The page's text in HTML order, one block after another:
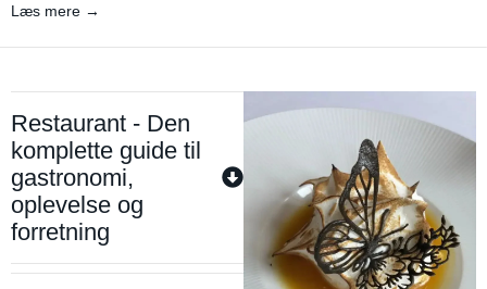
Læs mere →
Restaurant - Den
komplette guide til
gastronomi,
oplevelse og
forretning